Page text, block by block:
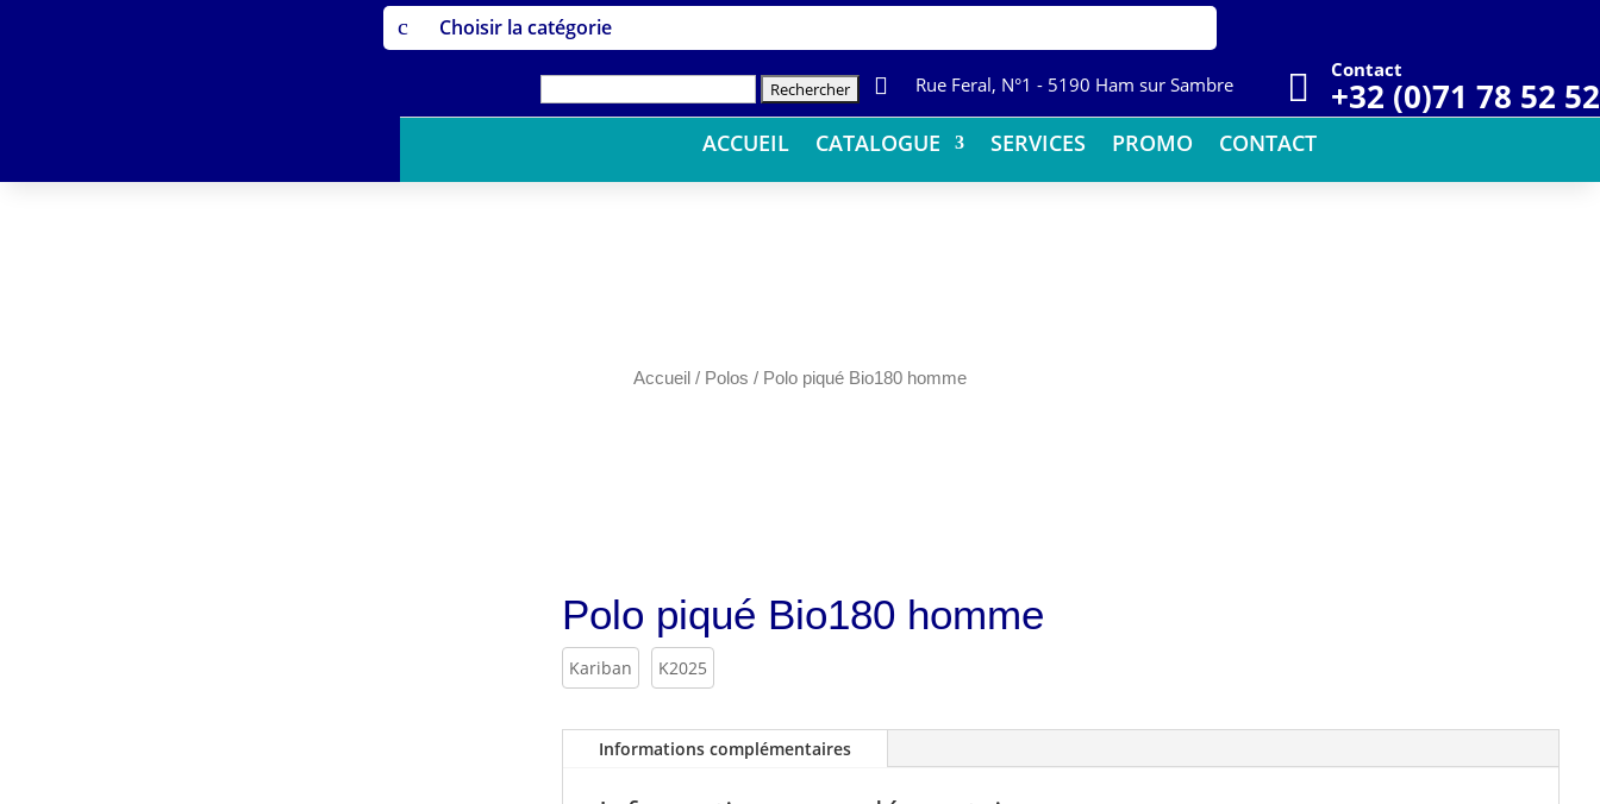
c Choisir la catégorie
 Rue Feral, N°1 - 5190 Ham sur Sambre  Contact
+32 (0)71 78 52 52
ACCUEIL CATALOGUE SERVICES PROMO CONTACT
Accueil/ Polos / Polo piqué Bio180 homme
Polo piqué Bio180 homme
Kariban K2025
Informations complémentaires